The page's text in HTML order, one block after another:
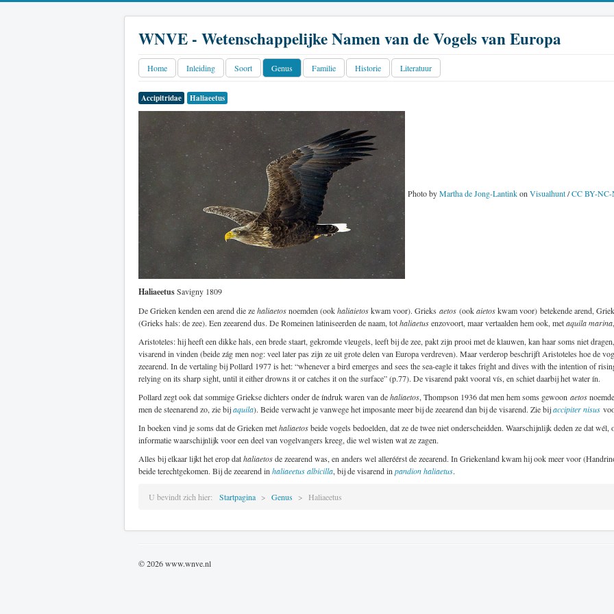
WNVE - Wetenschappelijke Namen van de Vogels van Europa
Home Inleiding Soort Genus Familie Historie Literatuur
Accipitridae Haliaeetus
Photo byMartha de Jong-LantinkonVisualhunt/CC BY-
HaliaeetusSavigny 1809
De Grieken kenden een arend die zehaliaetosnoemden (ookhaliaietoskwam voor). Grieks aetos (ookaietoskwam voor) betekende arend,
(Grieks hals: de zee). Een zeearend dus. De Romeinen latiniseerden de naam, tothaliaetusenzovoort, maar vertaalden hem ook, metaquila marina
Aristoteles: hij heeft een dikke hals, een brede staart, gekromde vleugels, leeft bij de zee, pakt zijn prooi met de klauwen, kan haar soms niet
visarend in vinden (beide zág men nog: veel later pas zijn ze uit grote delen van Europa verdreven). Maar verderop beschrijft Aristoteles hoe de
zeearend. In de vertaling bij Pollard 1977 is het: “whenever a bird emerges and sees the sea-eagle it takes fright and dives with the intention of
relying on its sharp sight, until it either drowns it or catches it on the surface” (p.77). De visarend pakt vooral vís, en schiet daarbij het water ín.
Pollard zegt ook dat sommige Griekse dichters onder de índruk waren van dehaliaetos, Thompson 1936 dat men hem soms gewoon aetos
men de steenarend zo, zie bijaquila). Beide verwacht je vanwege het imposante meer bij de zeearend dan bij de visarend. Zie bijaccipiter nisus
In boeken vind je soms dat de Grieken methaliaetosbeide vogels bedoelden, dat ze de twee niet onderscheidden. Waarschijnlijk deden ze dat
informatie waarschijnlijk voor een deel van vogelvangers kreeg, die wel wisten wat ze zagen.
Alles bij elkaar lijkt het erop dathaliaetosde zeearend was, en anders wel alleréérst de zeearend. In Griekenland kwam hij ook meer voor
beide terechtgekomen. Bij de zeearend in haliaeetus albicilla, bij de visarend in pandion haliaetus.
U bevindt zich hier: Startpagina Genus Haliaeetus
© 2026 www.wnve.nl